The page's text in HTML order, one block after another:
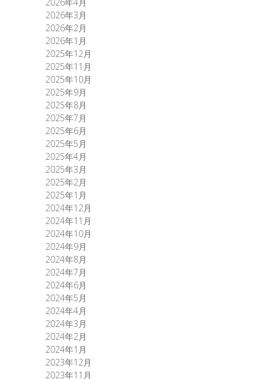
2026年3月
2026年2月
2026年1月
2025年12月
2025年11月
2025年10月
2025年9月
2025年8月
2025年7月
2025年6月
2025年5月
2025年4月
2025年3月
2025年2月
2025年1月
2024年12月
2024年11月
2024年10月
2024年9月
2024年8月
2024年7月
2024年6月
2024年5月
2024年4月
2024年3月
2024年2月
2024年1月
2023年12月
2023年11月